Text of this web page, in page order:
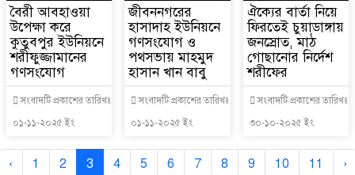
বৈরী আবহাওয়া
উপেক্ষা করে
কুতুবপুর ইউনিয়নে
শরীফুজ্জামানের
গণসংযোগ
সংবাদটি প্রকাশের তারিখঃ
০১-১১-২০২৫ ইং
জীবননগরের
হাসাদাহ ইউনিয়নে
গণসংযোগ ও
পথসভায় মাহমুদ
হাসান খান বাবু
সংবাদটি প্রকাশের তারিখঃ
০১-১১-২০২৫ ইং
ঐক্যের বার্তা নিয়ে
ফিরতেই চুয়াডাঙ্গায়
জনস্রোত, মাঠ
গোছানোর নির্দেশ
শরীফের
সংবাদটি প্রকাশের তারিখঃ
৩০-১০-২০২৫ ইং
‹ 1 2 3 4 5 6 7 8 9 10 11 ›